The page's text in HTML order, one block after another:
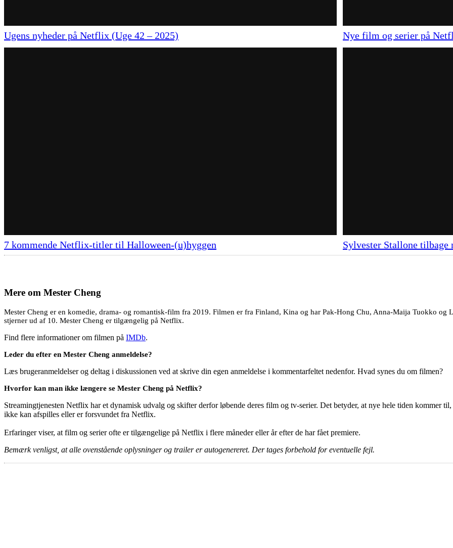
Ugens nyheder på Netflix (Uge 42 – 2025) Nye film og serier på
7 kommende Netflix-titler til Halloween-(u)hyggen Sylvester Stallone tilbage
Mere om Mester Cheng
Mester Cheng er en komedie, drama- og romantisk-film fra 2019. Filmen er fra Finland, Kina og har Pak-Hong Chu, Anna-Maija Tuokko og
stjerner ud af 10. Mester Cheng er tilgængelig på Netflix.
Find flere informationer om filmen på IMDb.
Leder du efter en Mester Cheng anmeldelse?
Læs brugeranmeldelser og deltag i diskussionen ved at skrive din egen anmeldelse i kommentarfeltet nedenfor. Hvad synes du om filmen?
Hvorfor kan man ikke længere se Mester Cheng på Netflix?
Streamingtjenesten Netflix har et dynamisk udvalg og skifter derfor løbende deres film og tv-serier. Det betyder, at nye hele tiden kommer
ikke kan afspilles eller er forsvundet fra Netflix.
Erfaringer viser, at film og serier ofte er tilgængelige på Netflix i flere måneder eller år efter de har fået premiere.
Bemærk venligst, at alle ovenstående oplysninger og trailer er autogenereret. Der tages forbehold for eventuelle fejl.